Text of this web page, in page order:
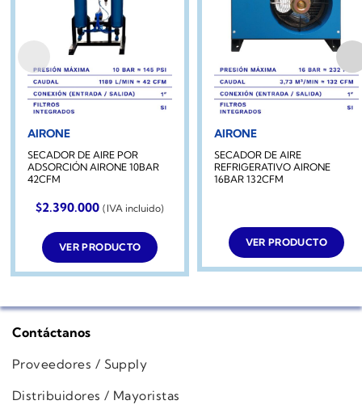
AIRONE
SECADOR DE AIRE POR
ADSORCIÓN AIRONE 10BAR
42CFM
$2.390.000 (IVA incluido)
VER PRODUCTO
AIRONE
SECADOR DE AIRE
REFRIGERATIVO AIRONE
16BAR 132CFM
VER PRODUCTO
Contáctanos
Proveedores / Supply
Distribuidores / Mayoristas